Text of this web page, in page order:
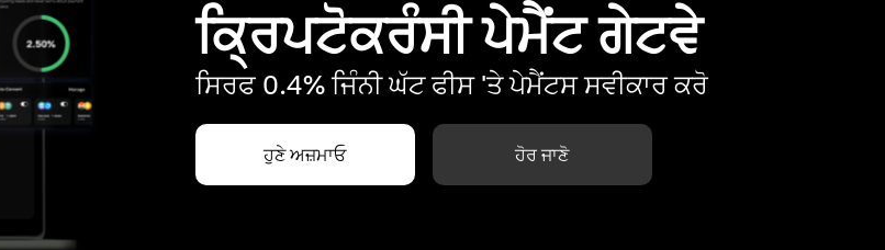
ਕ੍ਰਿਪਟੋਕਰੰਸੀ ਪੇਮੈਂਟ ਗੇਟਵੇ
ਸਿਰਫ 0.4% ਜਿੰਨੀ ਘੱਟ ਫੀਸ 'ਤੇ ਪੇਮੈਂਟਸ ਸਵੀਕਾਰ ਕਰੋ
ਹੁਣੇ ਅਜ਼ਮਾਓ ਹੋਰ ਜਾਣੋ